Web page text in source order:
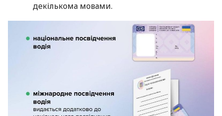
декількома мовами.